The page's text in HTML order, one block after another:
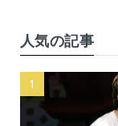
人気の記事